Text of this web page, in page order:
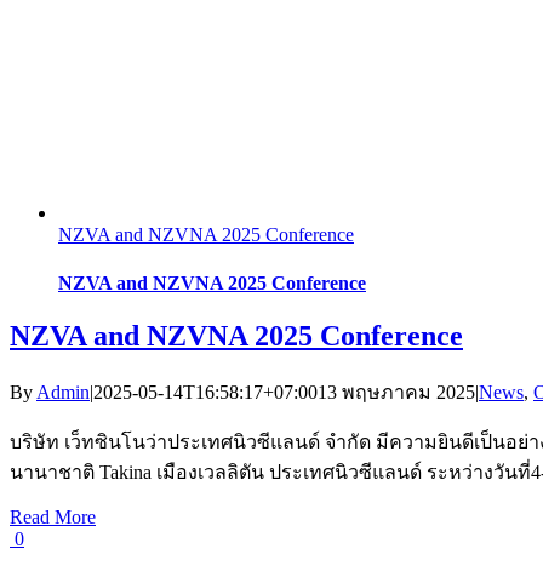
NZVA and NZVNA 2025 Conference
NZVA and NZVNA 2025 Conference
NZVA and NZVNA 2025 Conference
By Admin|2025-05-14T16:58:17+07:0013 พฤษภาคม 2025|News,
บริษัท เว็ทซินโนว่าประเทศนิวซีแลนด์ จำกัด มีความยินดีเป็นอย่
นานาชาติ Takina เมืองเวลลิตัน ประเทศนิวซีแลนด์ ระหว่างวันที่
Read More
0